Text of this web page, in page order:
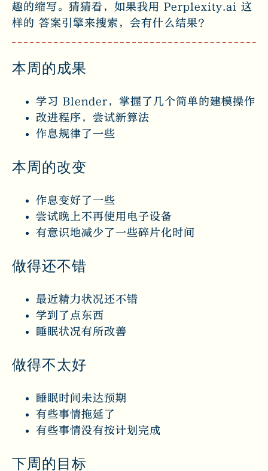
趣的缩写。猜猜看，如果我用 Perplexity.ai 这
样的 答案引擎来搜索，会有什么结果？
本周的成果
学习 Blender，掌握了几个简单的建模操作
改进程序，尝试新算法
作息规律了一些
本周的改变
作息变好了一些
尝试晚上不再使用电子设备
有意识地减少了一些碎片化时间
做得还不错
最近精力状况还不错
学到了点东西
睡眠状况有所改善
做得不太好
睡眠时间未达预期
有些事情拖延了
有些事情没有按计划完成
下周的目标